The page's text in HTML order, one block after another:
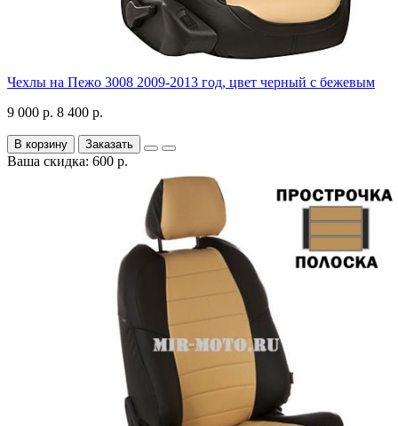
Чехлы на Пежо 3008 2009-2013 год, цвет черный с бежевым
9 000 р. 8 400 р.
В корзину Заказать
Ваша скидка: 600 р.